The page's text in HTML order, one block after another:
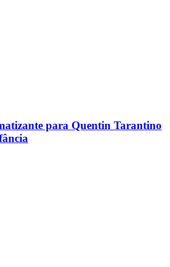
para Quentin Tarantino